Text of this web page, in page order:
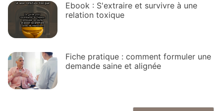
Ebook : S'extraire et survivre à une
relation toxique
Fiche pratique : comment formuler une
demande saine et alignée